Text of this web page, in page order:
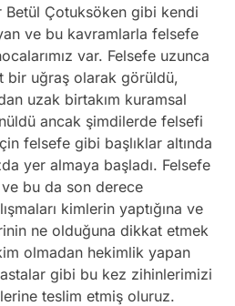
Betül Çotuksöken gibi kendi
ve bu kavramlarla felsefe
var. Felsefe uzunca
bir uğraş olarak görüldü,
uzak birtakım kuramsal
ancak şimdilerde felsefi
felsefe gibi başlıklar altında
yer almaya başladı. Felsefe
ve bu da son derece
kimlerin yaptığına ve
ne olduğuna dikkat etmek
olmadan hekimlik yapan
gibi bu kez zihinlerimizi
teslim etmiş oluruz.